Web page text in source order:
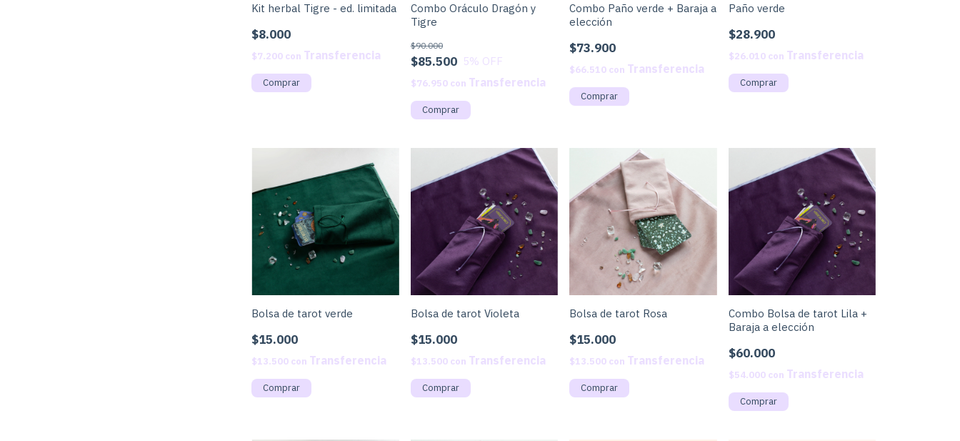
Kit herbal Tigre - ed. limitada
$8.000
$7.200 con
Combo Oráculo Dragón y
Tigre
$85.500
$90.000
5% OFF
$76.950 con
Combo Paño verde + Baraja a
elección
$73.900
$66.510 con
Comprar
Paño verde
$28.900
$26.010 con
Bolsa de tarot verde
$15.000
$13.500 con
Bolsa de tarot Violeta
$15.000
$13.500 con
Bolsa de tarot Rosa
$15.000
$13.500 con
Combo Bolsa de tarot Lila +
Baraja a elección
$60.000
$54.000 con
Comprar